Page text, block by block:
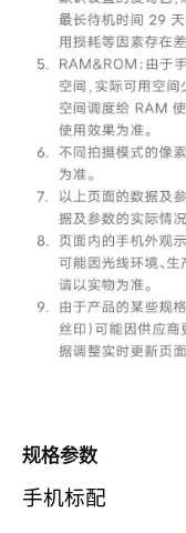
规格参数
手机标配